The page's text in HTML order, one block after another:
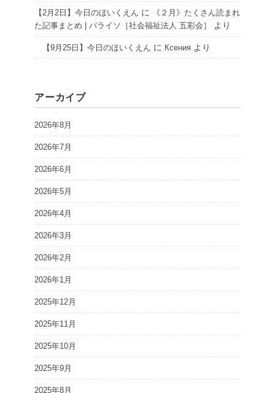
【2月2日】今日のほいくえん に
《２月》たくさん読まれ
た記事まとめ | パライソ［社会福祉法人 五彩会］
より
【9月25日】今日のほいくえん に Ксения より
アーカイブ
2026年8月
2026年7月
2026年6月
2026年5月
2026年4月
2026年3月
2026年2月
2026年1月
2025年12月
2025年11月
2025年10月
2025年9月
2025年8月